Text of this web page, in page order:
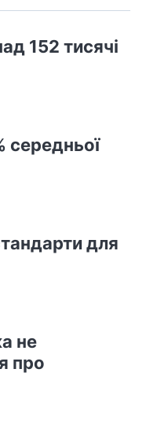
152 тисячі
середньої
для
не
про